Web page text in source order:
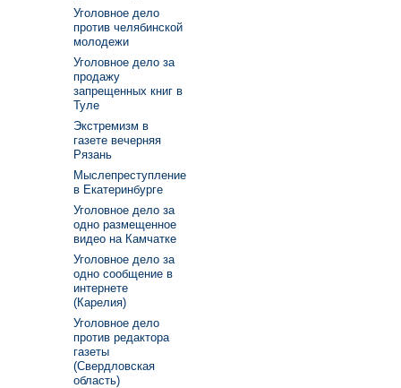
Уголовное дело
против челябинской
молодежи
Уголовное дело за
продажу
запрещенных книг в
Туле
Экстремизм в
газете вечерняя
Рязань
Мыслепреступление
в Екатеринбурге
Уголовное дело за
одно размещенное
видео на Камчатке
Уголовное дело за
одно сообщение в
интернете
(Карелия)
Уголовное дело
против редактора
газеты
(Свердловская
область)